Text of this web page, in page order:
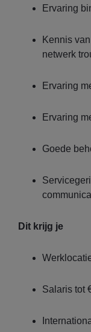
Ervaring
Kennis
netwerk
Ervaring
Ervaring
Goede
Dit krijg je
Salaris tot